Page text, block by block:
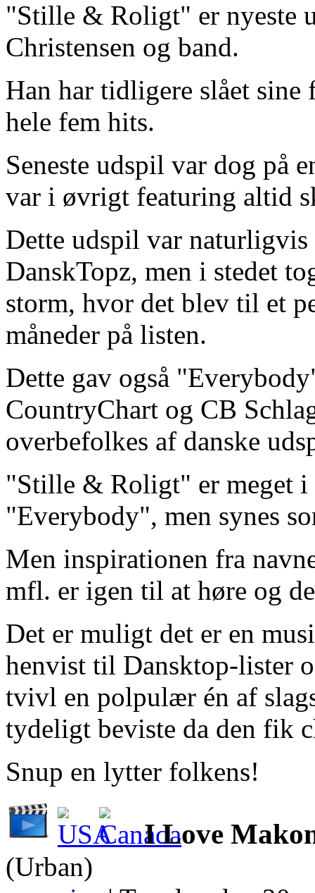
"Stille & Roligt" er nyeste
Christensen og band.
Han har tidligere slået sine
hele fem hits.
Seneste udspil var dog på
var i øvrigt featuring altid
Dette udspil var
DanskTopz, men i stedet
storm, hvor det blev til et
måneder på listen.
Dette gav også
CountryChart og CB
overbefolkes af danske
"Stille & Roligt" er meget i
"Everybody", men synes
Men inspirationen fra
mfl. er igen til at høre og
Det er muligt det er en
henvist til Dansktop-lister
tvivl en polpulær én af
tydeligt beviste da den fik
Snup en lytter folkens!
I Love
(Urban)